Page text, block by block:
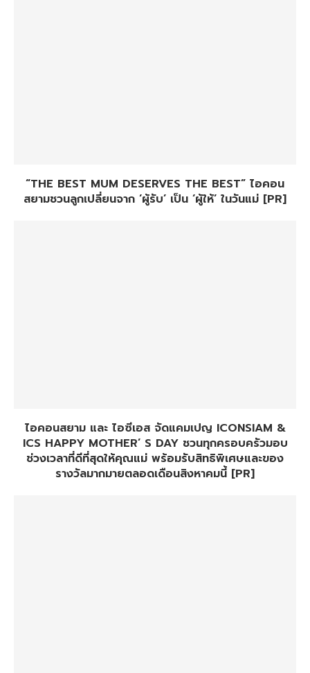
“THE BEST MUM DESERVES THE BEST” ไอคอน
สยามชวนลูกเปลี่ยนจาก ‘ผู้รับ’ เป็น ‘ผู้ให้’ ในวันแม่ [PR]
ไอคอนสยาม และ ไอซีเอส จัดแคมเปญ ICONSIAM &
ICS HAPPY MOTHER’ S DAY ชวนทุกครอบครัวมอบ
ช่วงเวลาที่ดีที่สุดให้คุณแม่ พร้อมรับสิทธิพิเศษและของ
รางวัลมากมายตลอดเดือนสิงหาคมนี้ [PR]